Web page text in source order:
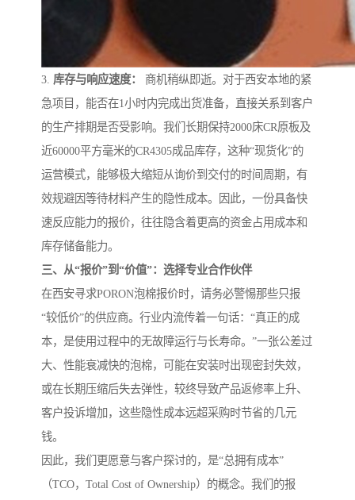
3. 库存与响应速度：
商机稍纵即逝。对于西安本地的紧
急项目，能否在1小时内完成出货准备，直接关系到客户
的生产排期是否受影响。我们长期保持2000床CR原板及
近60000平方毫米的CR4305成品库存，这种“现货化”的
运营模式，能够极大缩短从询价到交付的时间周期，有
效规避因等待材料产生的隐性成本。因此，一份具备快
速反应能力的报价，往往隐含着更高的资金占用成本和
库存储备能力。
三、从“报价”到“价值”：选择专业合作伙伴
在西安寻求PORON泡棉报价时，请务必警惕那些只报
“较低价”的供应商。行业内流传着一句话：“真正的成
本，是使用过程中的无故障运行与长寿命。”一张公差过
大、性能衰减快的泡棉，可能在安装时出现密封失效，
或在长期压缩后失去弹性，较终导致产品返修率上升、
客户投诉增加，这些隐性成本远超采购时节省的几元
钱。
因此，我们更愿意与客户探讨的，是“总拥有成本”
（TCO，Total Cost of Ownership）的概念。我们的报